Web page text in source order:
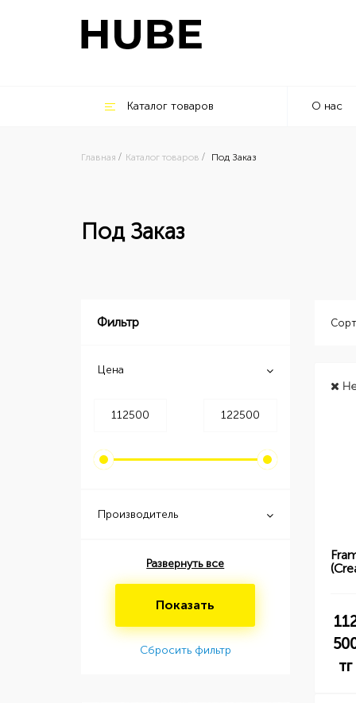
Каталог товаров О нас
Главная Каталог товаров Под Заказ
Под Заказ
Фильтр
Цена
Производитель
Развернуть все
Показать
Сбросить фильтр
тг